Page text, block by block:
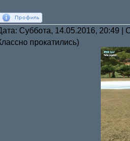
Суббота, 14.05.2016, 20:49
прокатились)